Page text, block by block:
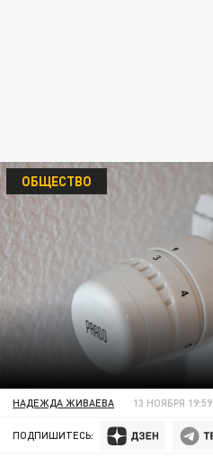
ОБЩЕСТВО
НАДЕЖДА ЖИВАЕВА 13 НОЯБРЯ 19:59
ПОДПИШИТЕСЬ: